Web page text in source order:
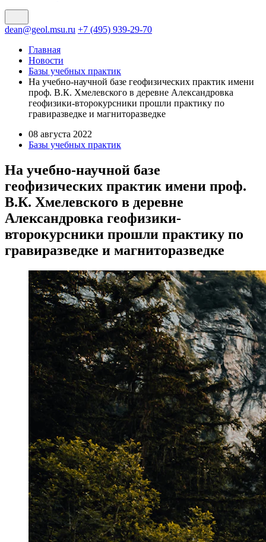
dean@geol.msu.ru +7 (495) 939-29-70
Главная
Новости
Базы учебных практик
На учебно-научной базе геофизических практик имени
проф. В.К. Хмелевского в деревне Александровка
геофизики-второкурсники прошли практику по
гравиразведке и магниторазведке
08 августа 2022
Базы учебных практик
На учебно-научной базе
геофизических практик имени проф.
В.К. Хмелевского в деревне
Александровка геофизики-
второкурсники прошли практику по
гравиразведке и магниторазведке